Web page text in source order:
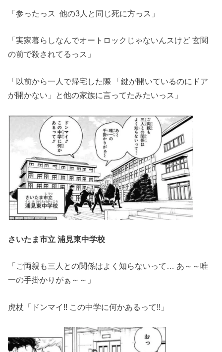
「参ったっス 他の3人と同じ死に方っス」
「実家暮らしなんでオートロックじゃないんスけど 玄関
の前で殺されてるっス」
「以前から一人で帰宅した際 「鍵が開いているのにドア
が開かない」と他の家族に言ってたみたいっス」
さいたま市立 浦見東中学校
「ご両親も三人との関係はよく知らないって… あ～～唯
一の手掛かりがぁ～～」
虎杖「ドンマイ!! この中学に何かあるって!!」